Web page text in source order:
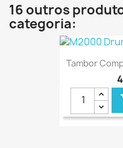
16 outros
categoria:
Tambor